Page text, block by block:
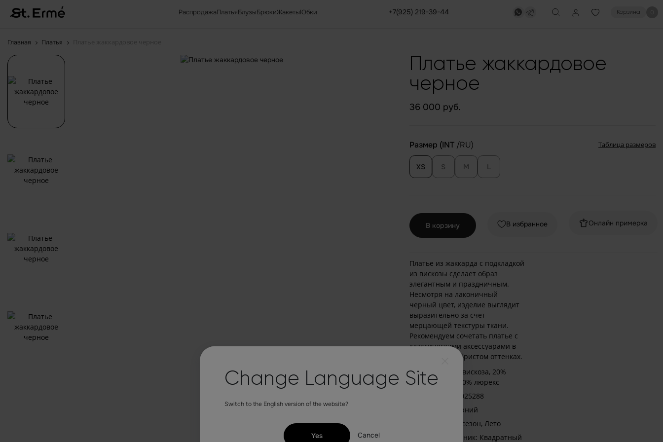
РаспродажаПлатьяБлузыБрюкиЖакетыЮбки +7(925) 219-39-44 Корзина
Главная Платья
Платье жаккардовое
черное
36 000 руб.
Размер (INT/RU) Таблица размеров
XS S M L
В корзину В избранное Онлайн примерка
Платье из жаккарда с подкладкой
из вискозы сделает образ
элегантным и праздничным.
Несмотря на лаконичный
черный цвет, изделие выглядит
выразительно за счет
мерцающей текстуры ткани.
Рекомендуем сочетать платье с
классическими аксессуарами в
черном и серебристом оттенках.
Состав: 70% вискоза, 20%
полиэстер, 10% люрекс
Артикул: ST.025288
Стиль: Вечерний
Сезон: Демисезон, Лето
Вырез/воротник: Квадратный
Change Language Site
Switch to the English version of the website?
Yes Cancel